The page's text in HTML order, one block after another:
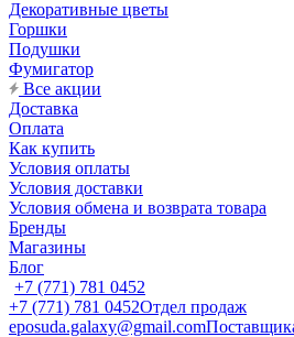
Декоративные цветы
Горшки
Подушки
Фумигатор
Все акции
Доставка
Оплата
Как купить
Условия оплаты
Условия доставки
Условия обмена и возврата товара
Бренды
Магазины
Блог
+7 (771) 781 0452
+7 (771) 781 0452Отдел продаж
eposuda.galaxy@gmail.com